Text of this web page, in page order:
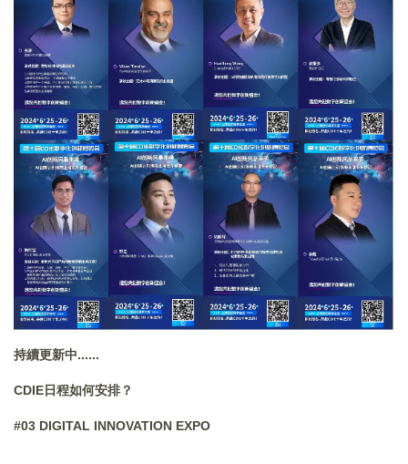
持續更新中......
CDIE日程如何安排？
#03 DIGITAL INNOVATION EXPO